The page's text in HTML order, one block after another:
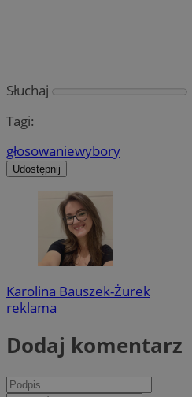
Słuchaj
Tagi:
głosowaniewybory
Udostępnij
Karolina Bauszek-Żurek
reklama
Dodaj komentarz